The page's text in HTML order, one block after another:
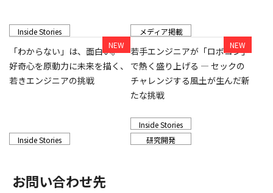
Inside Stories メディア掲載
Inside Stories
「わからない」は、面白い。―
好奇心を原動力に未来を描く、
若きエンジニアの挑戦
Inside Stories
研究開発
若手エンジニアが「ロボコン」
で熱く盛り上げる ― セックの
チャレンジする風土が生んだ新
たな挑戦
お問い合わせ先